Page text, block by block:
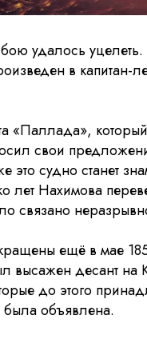
удалось
в капитан-
«Паллада»,
свои
судно станет
лет Нахимова
связано
ещё в мае
высажен десант на
до этого
объявлена.